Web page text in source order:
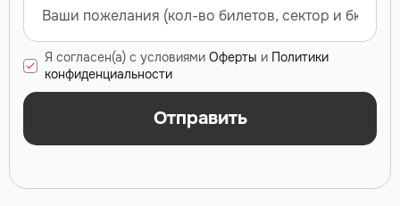
Я согласен(а) с условиями Оферты и Политики
конфиденциальности
Отправить